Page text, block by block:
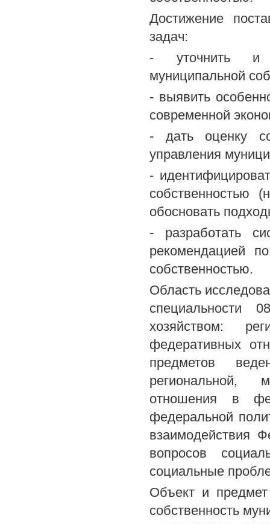
Достижение
задач:
- уточнить и
муниципальной
- выявить
современной
- дать оценку
управления
-
собственностью
обосновать
- разработать
рекомендацией
собственностью.
Область
специальности
хозяйством:
федеративных
предметов
региональной,
отношения в
федеральной
взаимодействия
вопросов
социальные
Объект и
собственность